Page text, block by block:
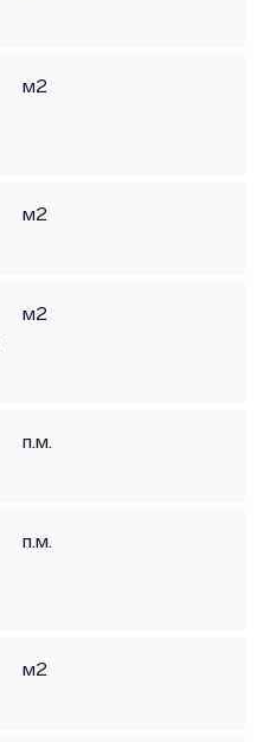
м2
м2
м2
п.м.
п.м.
м2